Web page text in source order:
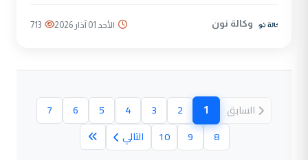
وكالة نون الأحد 01 آذار 2026 713
السابق 1
(الصفحة الحالية)
2
3
4
5
6
7
8
9
10 التالي